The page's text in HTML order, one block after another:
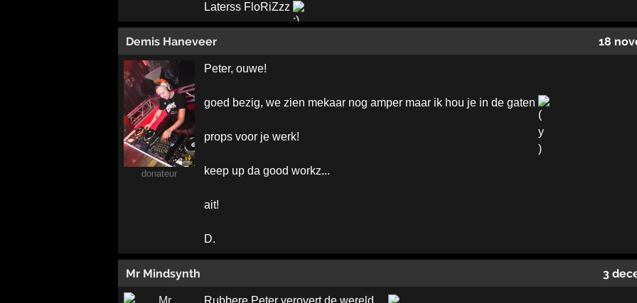
Laterss FloRiZzz
Demis Haneveer 18
donateur
Peter, ouwe!
goed bezig, we zien mekaar nog amper maar ik hou je in de gaten
props voor je werk!
keep up da good workz...
ait!
D.
Mr Mindsynth 3
Rubbere Peter verovert de wereld....